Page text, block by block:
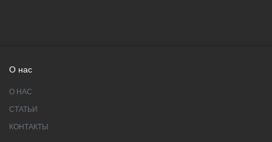
О нас
О НАС
СТАТЬИ
КОНТАКТЫ